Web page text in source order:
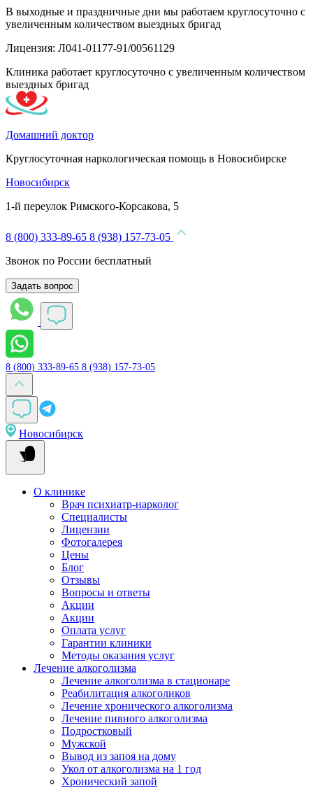
В выходные и праздничные дни мы работаем круглосуточно с
увеличенным количеством выездных бригад
Лицензия: Л041-01177-91/00561129
Клиника работает круглосуточно с увеличенным количеством
выездных бригад
Домашний доктор
Круглосуточная наркологическая помощь в Новосибирске
Новосибирск
1-й переулок Римского-Корсакова, 5
8 (800) 333-89-65 8 (938) 157-73-05
Звонок по России бесплатный
Задать вопрос
8 (800) 333-89-65 8 (938) 157-73-05
Новосибирск
О клинике
Врач психиатр-нарколог
Специалисты
Лицензии
Фотогалерея
Цены
Блог
Отзывы
Вопросы и ответы
Акции
Акции
Оплата услуг
Гарантии клиники
Методы оказания услуг
Лечение алкоголизма
Лечение алкоголизма в стационаре
Реабилитация алкоголиков
Лечение хронического алкоголизма
Лечение пивного алкоголизма
Подростковый
Мужской
Вывод из запоя на дому
Укол от алкоголизма на 1 год
Хронический запой